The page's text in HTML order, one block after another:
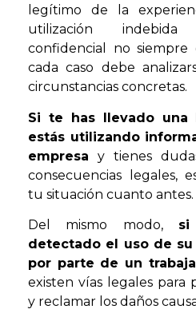
legítimo de la
utilización
confidencial no
cada caso debe
circunstancias concretas.
Si te has llevado
estás utilizando
empresa y tienes
consecuencias legales,
tu situación cuanto antes.
Del mismo modo,
detectado el uso de
por parte de un
existen vías legales para
y reclamar los daños